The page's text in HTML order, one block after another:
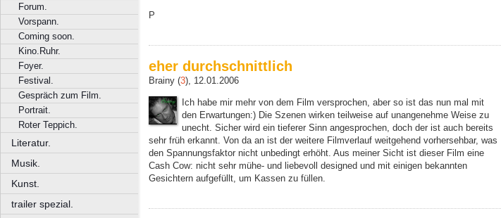
Forum.
Vorspann.
Coming soon.
Kino.Ruhr.
Foyer.
Festival.
Gespräch zum Film.
Portrait.
Roter Teppich.
Literatur.
Musik.
Kunst.
trailer spezial.
P
eher durchschnittlich
Brainy (3), 12.01.2006
Ich habe mir mehr von dem Film versprochen, aber so ist das nun mal mit
den Erwartungen:) Die Szenen wirken teilweise auf unangenehme Weise zu
unecht. Sicher wird ein tieferer Sinn angesprochen, doch der ist auch bereits
sehr früh erkannt. Von da an ist der weitere Filmverlauf weitgehend vorhersehbar, was
den Spannungsfaktor nicht unbedingt erhöht. Aus meiner Sicht ist dieser Film eine
Cash Cow: nicht sehr mühe- und liebevoll designed und mit einigen bekannten
Gesichtern aufgefüllt, um Kassen zu füllen.